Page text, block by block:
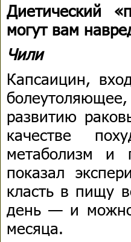
Диетический
могут вам
Чили
Капсаицин,
развитию
качестве
метаболизм и
показал
класть в пищу
день — и можно
месяца.